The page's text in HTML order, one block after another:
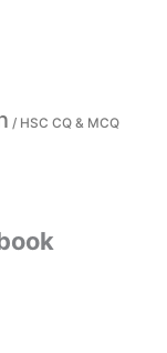
/ HSC CQ & MCQ